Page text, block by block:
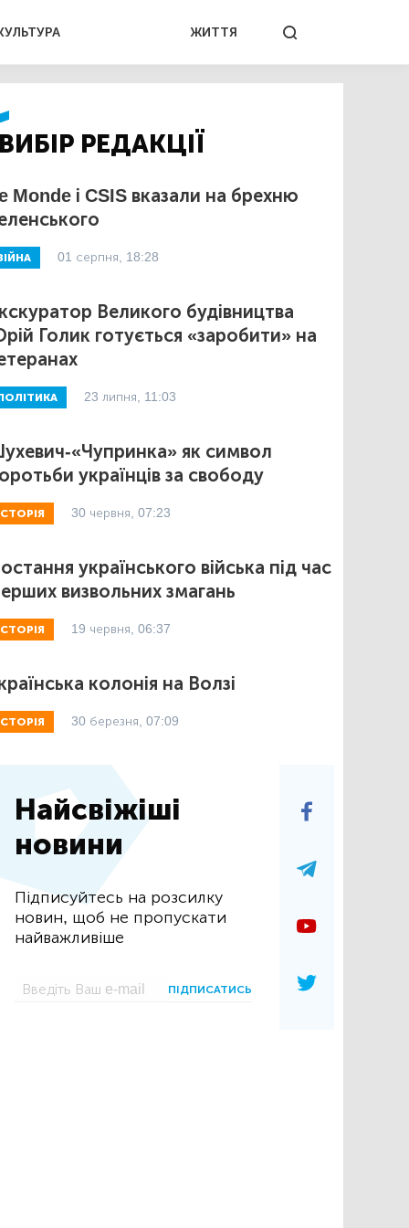
ЖИТТЯ
ВИБІР РЕДАКЦІЇ
Monde і CSIS вказали на брехню
01 серпня, 18:28
Великого будівництва
Голик готується «заробити» на
23 липня, 11:03
«Чупринка» як символ
українців за свободу
30 червня, 07:23
українського війська під час
визвольних змагань
19 червня, 06:37
колонія на Волзі
30 березня, 07:09
Найсвіжіші
новини
Підписуйтесь на розсилку
новин, щоб не пропускати
найважливіше
ПІДПИСАТИСЬ